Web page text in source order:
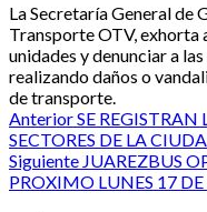
La Secretaría General de
Transporte OTV, exhorta
unidades y denunciar a
realizando daños o
de transporte.
Post
navigation
AnteriorSE REGISTRAN
SECTORES DE LA
Siguiente JUAREZBUS
PROXIMO LUNES 17